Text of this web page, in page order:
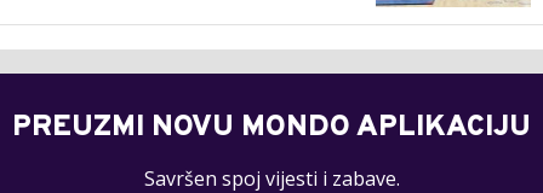
PREUZMI NOVU MONDO APLIKACIJU
Savršen spoj vijesti i zabave.